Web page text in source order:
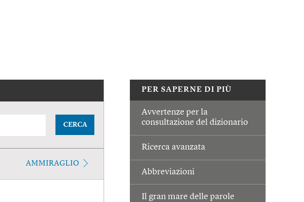
PER SAPERNE DI PIÙ
Avvertenze per la
consultazione del dizionario
Ricerca avanzata
Abbreviazioni
Il gran mare delle parole
CERCA
AMMIRAGLIO